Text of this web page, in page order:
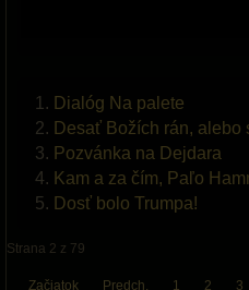
Dialóg Na palete
Desať Božích rán,
Pozvánka na Dejdara
Kam a za čím, Paľo
Dosť bolo Trumpa!
Strana 2 z 79
Začiatok Predch. 1 2 3